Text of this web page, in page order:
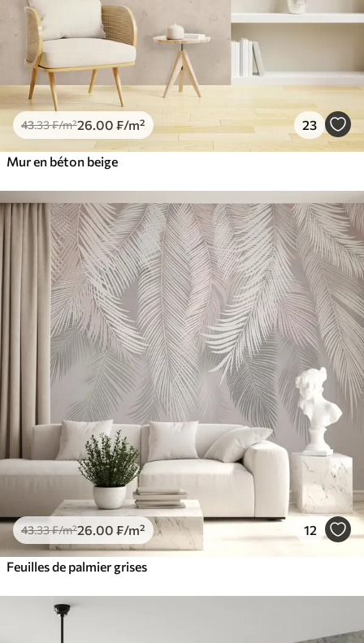
43.33₣/m²26 .00 ₣/m² 23
Mur en béton beige
43.33₣/m²26 .00 ₣/m² 12
Feuilles de palmier grises